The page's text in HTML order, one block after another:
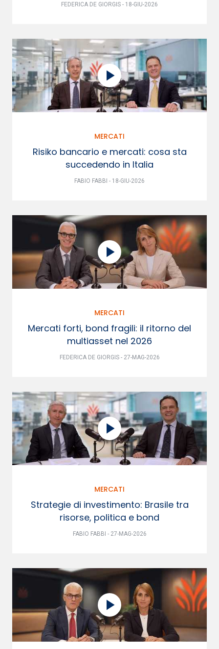
FEDERICA DE GIORGIS - 18-GIU-2026
MERCATI
Risiko bancario e mercati: cosa sta
succedendo in Italia
FABIO FABBI - 18-GIU-2026
MERCATI
Mercati forti, bond fragili: il ritorno del
multiasset nel 2026
FEDERICA DE GIORGIS - 27-MAG-2026
MERCATI
Strategie di investimento: Brasile tra
risorse, politica e bond
FABIO FABBI - 27-MAG-2026